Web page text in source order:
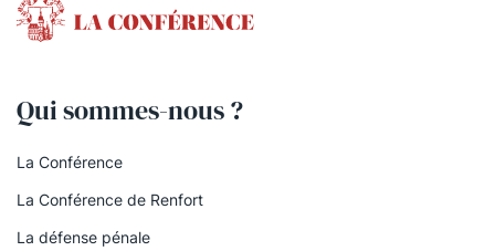
Qui sommes-nous ?
La Conférence
La Conférence de Renfort
La défense pénale